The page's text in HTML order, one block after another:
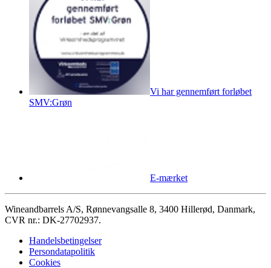
Vi har gennemført forløbet
SMV:Grøn
E-mærket
Wineandbarrels A/S, Rønnevangsalle 8, 3400 Hillerød, Danmark,
CVR nr.: DK-27702937.
Handelsbetingelser
Persondatapolitik
Cookies